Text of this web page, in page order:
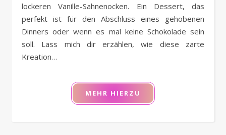
lockeren Vanille-Sahnenocken. Ein Dessert, das
perfekt ist für den Abschluss eines gehobenen
Dinners oder wenn es mal keine Schokolade sein
soll. Lass mich dir erzählen, wie diese zarte
Kreation…
MEHR HIERZU